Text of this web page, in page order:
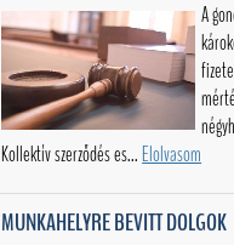
A
Kollektív szerződés es... Elolvasom
MUNKAHELYRE BEVITT DOLGOK